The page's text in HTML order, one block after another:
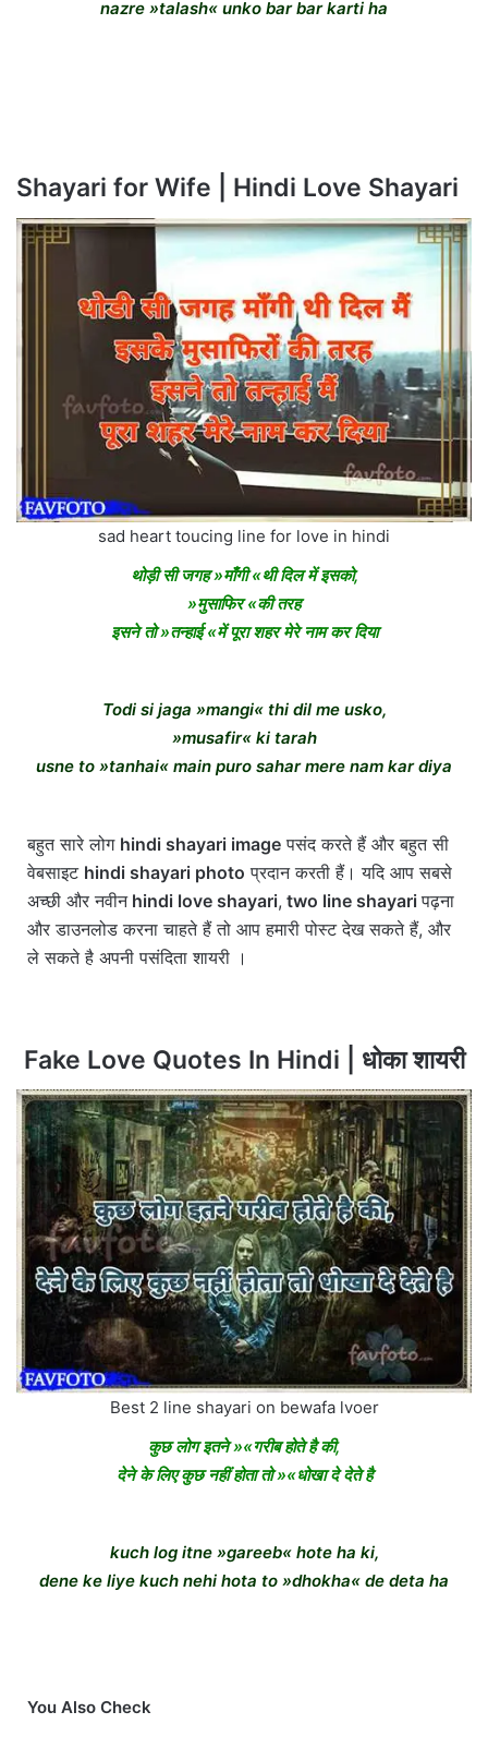
nazre »talash« unko bar bar karti ha
Shayari for Wife | Hindi Love Shayari
sad heart toucing line for love in hindi
थोड़ी सी जगह »माँगी «थी दिल में इसको,
»मुसाफिर «की तरह
इसने तो »तन्हाई «में पूरा शहर मेरे नाम कर दिया
Todi si jaga »mangi« thi dil me usko,
»musafir« ki tarah
usne to »tanhai« main puro sahar mere nam kar diya
बहुत सारे लोग hindi shayari image पसंद करते हैं और बहुत सी
वेबसाइट hindi shayari photo प्रदान करती हैं। यदि आप सबसे
अच्छी और नवीनhindi love shayari, two line shayariपढ़ना
और डाउनलोड करना चाहते हैं तो आप हमारी पोस्ट देख सकते हैं, और
ले सकते है अपनी पसंदिता शायरी ।
Fake Love Quotes In Hindi | धोका शायरी
Best 2 line shayari on bewafa lvoer
कुछ लोग इतने »«गरीब होते है की,
देने के लिए कुछ नहीं होता तो »«धोखा दे देते है
kuch log itne »gareeb« hote ha ki,
dene ke liye kuch nehi hota to »dhokha« de deta ha
You Also Check